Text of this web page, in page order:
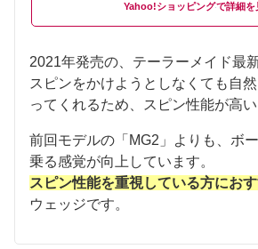
Yahoo!ショッピング
2021年発売の、テーラーメイド最
スピンをかけようとしなくても自
ってくれるため、スピン性能が高い
前回モデルの「MG2」よりも、ボ
乗る感覚が向上しています。
スピン性能を重視している方にお
ウェッジです。